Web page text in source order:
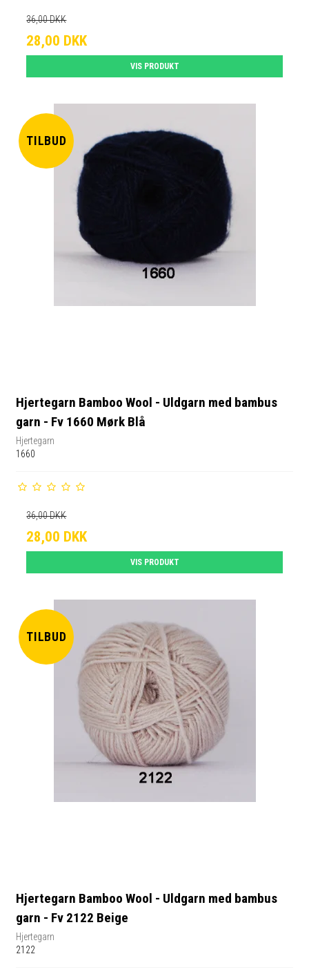
36,00 DKK
28,00 DKK
VIS PRODUKT
TILBUD
Hjertegarn Bamboo Wool - Uldgarn med bambus
garn - Fv 1660 Mørk Blå
Hjertegarn
1660
36,00 DKK
28,00 DKK
VIS PRODUKT
TILBUD
Hjertegarn Bamboo Wool - Uldgarn med bambus
garn - Fv 2122 Beige
Hjertegarn
2122